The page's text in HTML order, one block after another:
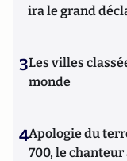
ira le grand
3Les villes
monde
4Apologie du
700, le chanteur